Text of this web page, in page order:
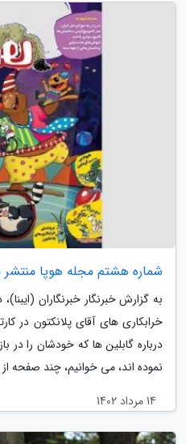
شماره هشتم مجله هوپا
به گزارش خبرنگار خبرنگاران
خرابکاری های آقای پلانکتون در
درباره گابلین ها که خودشان را
نموده اند، می خوانیم، چند صفحه
14 مرداد 1402